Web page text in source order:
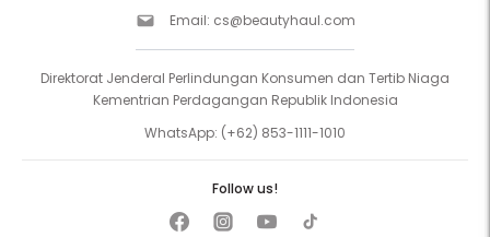
Email: cs@beautyhaul.com
Direktorat Jenderal Perlindungan Konsumen dan Tertib Niaga
Kementrian Perdagangan Republik Indonesia
WhatsApp: (+62) 853-1111-1010
Follow us!